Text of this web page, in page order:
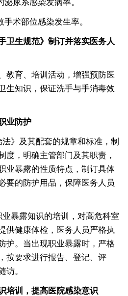
尿系感染发病率。
术部位感染发生率。
卫生规范》制订并落实医务人
育、培训活动，增强预防医
生知识，保证洗手与手消毒效
业防护
及其配套的规章和标准，制
度，明确主管部门及其职责，
业暴露的性质特点，制订具体
要的防护用品，保障医务人员
暴露知识的培训，对高危科室
供健康体检，医务人员严格执
护。当出现职业暴露时，严格
按要求进行报告、登记、评
访。
培训，提高医院感染意识